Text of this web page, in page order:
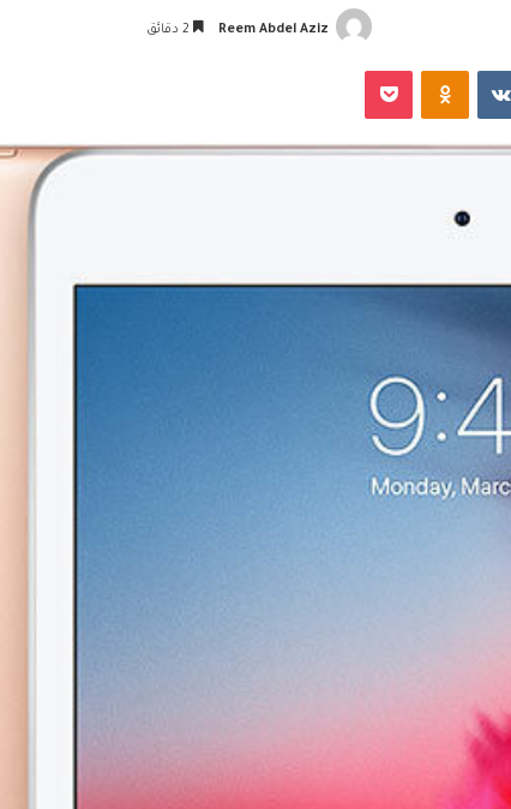
Reem Abdel Aziz